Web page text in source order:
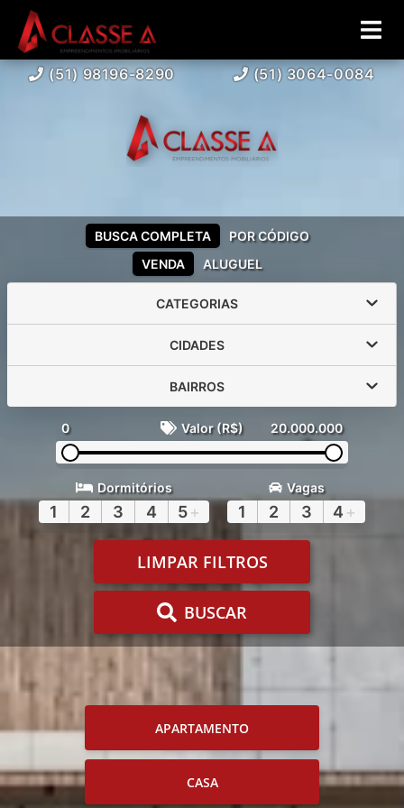
(51) 98196-8290 (51) 3064-0084
VENDA ALUGUEL
BUSCA COMPLETA POR CÓDIGO
CATEGORIAS
CIDADES
BAIRROS
0 Valor (R$) 20.000.000
Dormitórios
1 2 3 4 5+
Vagas
1 2 3 4 +
LIMPAR FILTROS
BUSCAR
APARTAMENTO
CASA